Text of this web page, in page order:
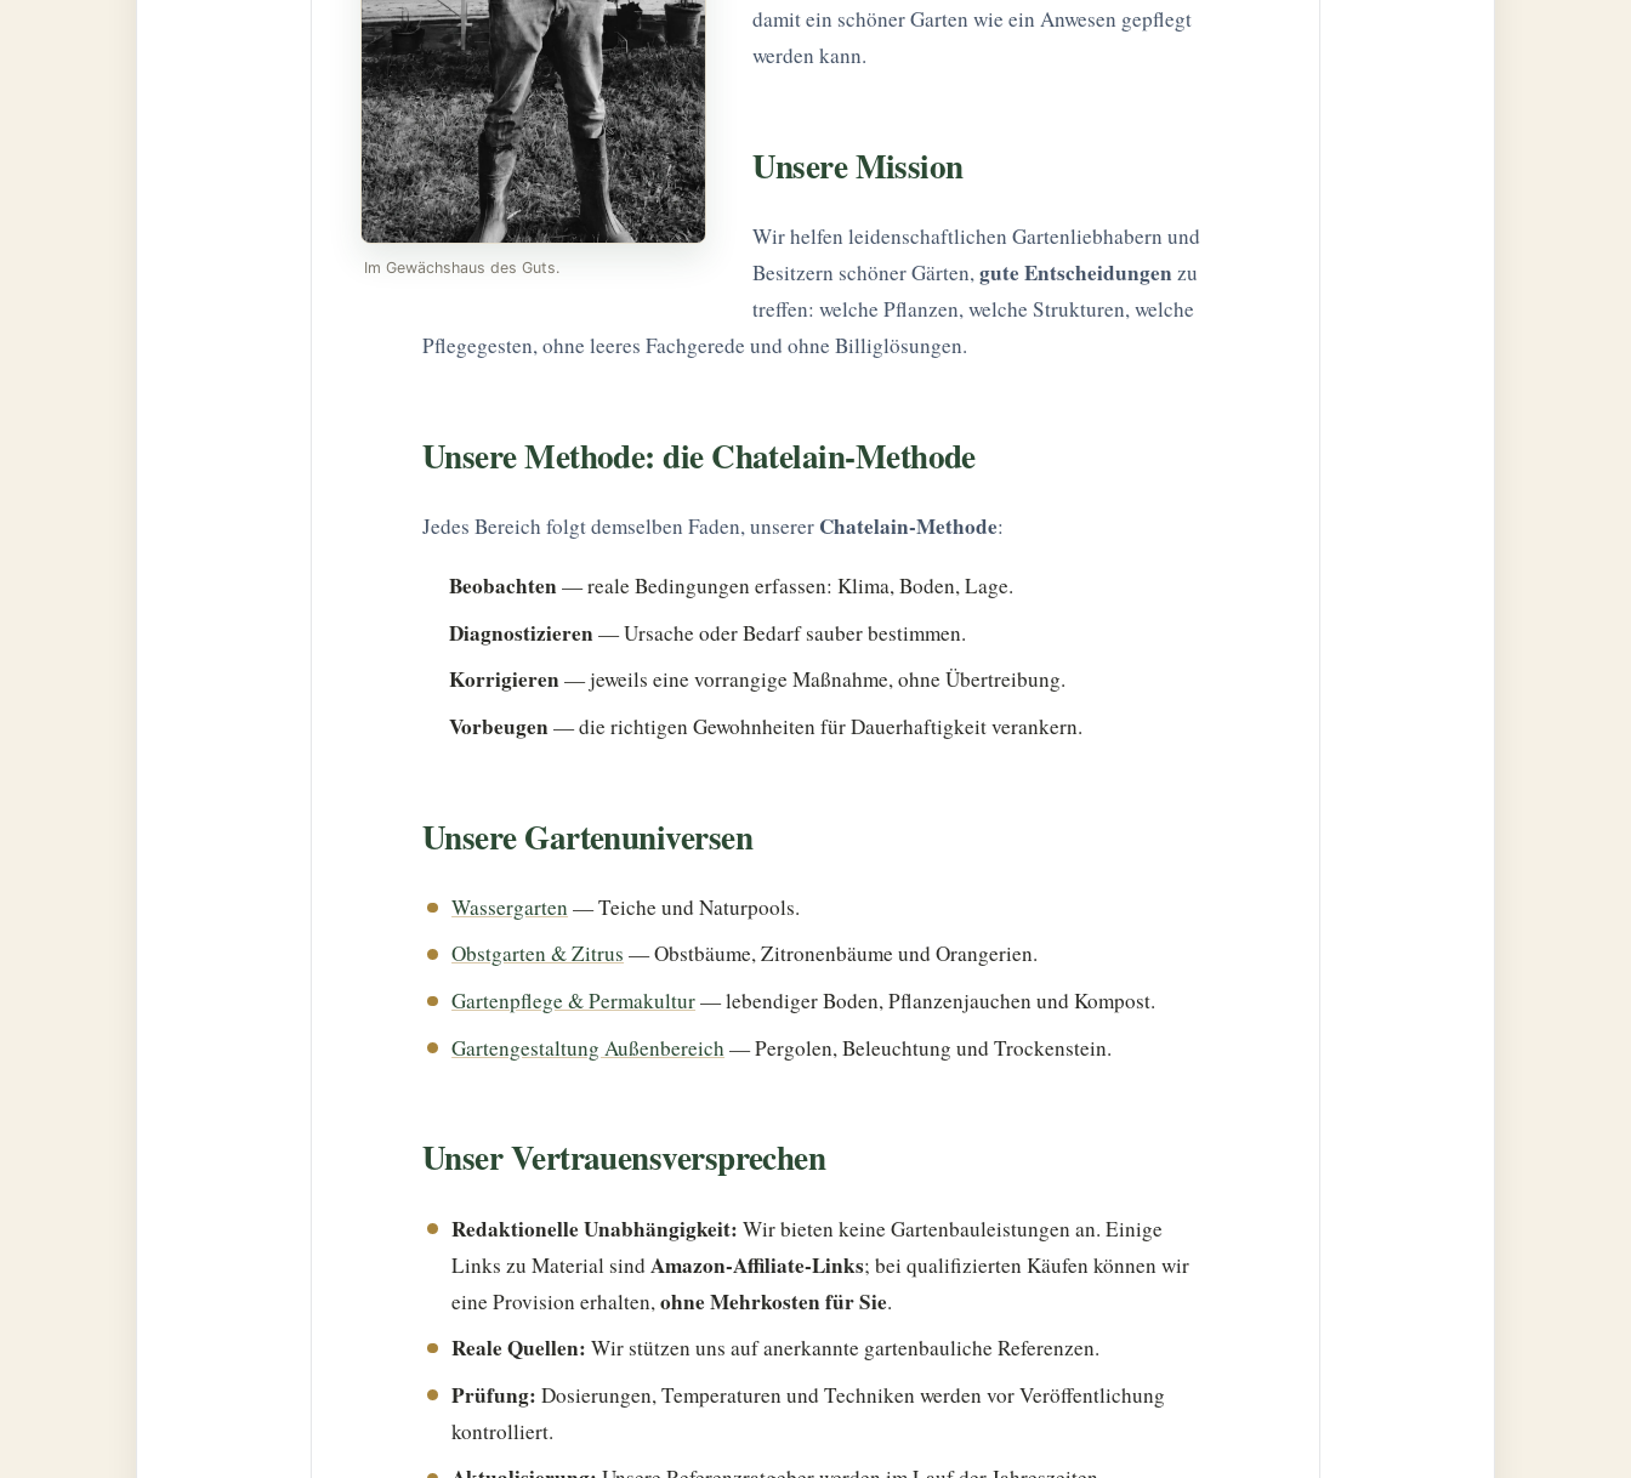
Im Gewächshaus des Guts.
damit ein schöner Garten wie ein Anwesen gepflegt
werden kann.
Unsere Mission
Wir helfen leidenschaftlichen Gartenliebhabern und
Besitzern schöner Gärten,gute Entscheidungen zu
treffen: welche Pflanzen, welche Strukturen, welche
Pflegegesten, ohne leeres Fachgerede und ohne Billiglösungen.
Unsere Methode: die Chatelain-Methode
Jedes Bereich folgt demselben Faden, unserer Chatelain-Methode:
Beobachten— reale Bedingungen erfassen: Klima, Boden, Lage.
Diagnostizieren— Ursache oder Bedarf sauber bestimmen.
Korrigieren— jeweils eine vorrangige Maßnahme, ohne Übertreibung.
Vorbeugen— die richtigen Gewohnheiten für Dauerhaftigkeit verankern.
Unsere Gartenuniversen
Wassergarten — Teiche und Naturpools.
Obstgarten & Zitrus — Obstbäume, Zitronenbäume und Orangerien.
Gartenpflege & Permakultur— lebendiger Boden, Pflanzenjauchen und Kompost.
Gartengestaltung Außenbereich — Pergolen, Beleuchtung und Trockenstein.
Unser Vertrauensversprechen
Redaktionelle Unabhängigkeit: Wir bieten keine Gartenbauleistungen an. Einige
Links zu Material sindAmazon-Affiliate-Links; bei qualifizierten Käufen können wir
eine Provision erhalten,ohne Mehrkosten für Sie.
Reale Quellen: Wir stützen uns auf anerkannte gartenbauliche Referenzen.
Prüfung: Dosierungen, Temperaturen und Techniken werden vor Veröffentlichung
kontrolliert.